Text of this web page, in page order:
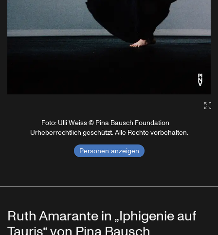
Foto: Ulli Weiss © Pina Bausch Foundation
Urheberrechtlich geschützt. Alle Rechte vorbehalten.
Personen anzeigen
Ruth Amarante in „Iphigenie auf